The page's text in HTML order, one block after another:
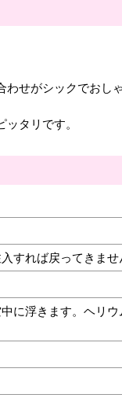
せがシックでおし
タリです。
すれば戻ってきませ
に浮きます。ヘリ